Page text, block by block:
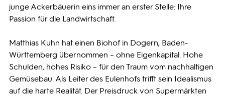
junge Ackerbäuerin eins immer an erster Stelle: Ihre
Passion für die Landwirtschaft.
Matthias Kuhn hat einen Biohof in Dogern, Baden-
Württemberg übernommen – ohne Eigenkapital. Hohe
Schulden, hohes Risiko – für den Traum vom nachhaltigen
Gemüsebau. Als Leiter des Eulenhofs trifft sein Idealismus
auf die harte Realität. Der Preisdruck von Supermärkten